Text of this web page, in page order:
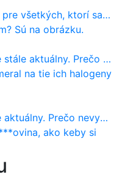
ktorí sa chcú dozvedieť niečo viac
Sú na obrázku.
nevyhynul ako pri osobákoch?
na tie ich halogeny
nevyhynul ako pri osobákoch?
ako keby si